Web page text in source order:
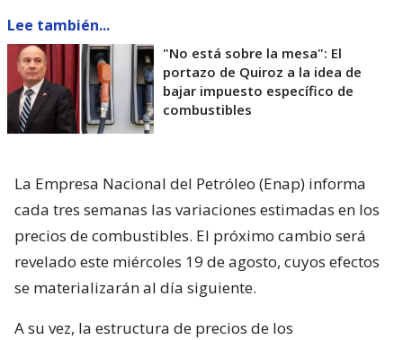
Lee también...
"No está sobre la mesa": El
portazo de Quiroz a la idea de
bajar impuesto específico de
combustibles
La Empresa Nacional del Petróleo (Enap) informa
cada tres semanas las variaciones estimadas en los
precios de combustibles. El próximo cambio será
revelado este miércoles 19 de agosto, cuyos efectos
se materializarán al día siguiente.
A su vez, la estructura de precios de los